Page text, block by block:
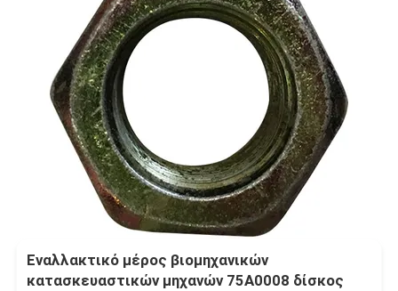
Εναλλακτικό μέρος βιομηχανικών
κατασκευαστικών μηχανών 75A0008 δίσκος